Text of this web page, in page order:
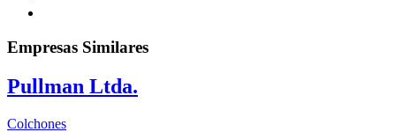
Empresas Similares
Pullman Ltda.
Colchones